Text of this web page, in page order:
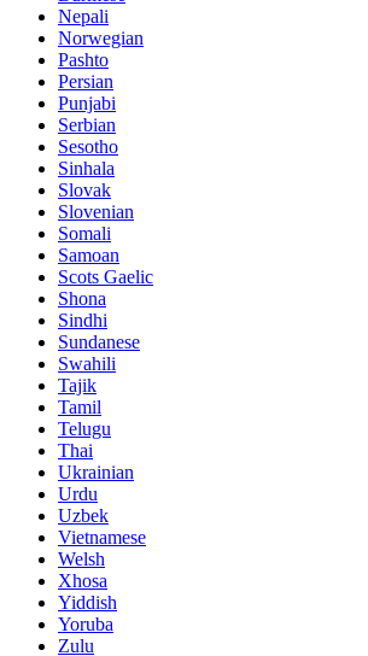
Nepali
Norwegian
Pashto
Persian
Punjabi
Serbian
Sesotho
Sinhala
Slovak
Slovenian
Somali
Samoan
Scots Gaelic
Shona
Sindhi
Sundanese
Swahili
Tajik
Tamil
Telugu
Thai
Ukrainian
Urdu
Uzbek
Vietnamese
Welsh
Xhosa
Yiddish
Yoruba
Zulu